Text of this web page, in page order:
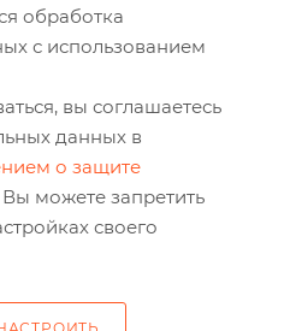
обработка
с использованием
вы соглашаетесь
данных в
о защите
Вы можете запретить
своего